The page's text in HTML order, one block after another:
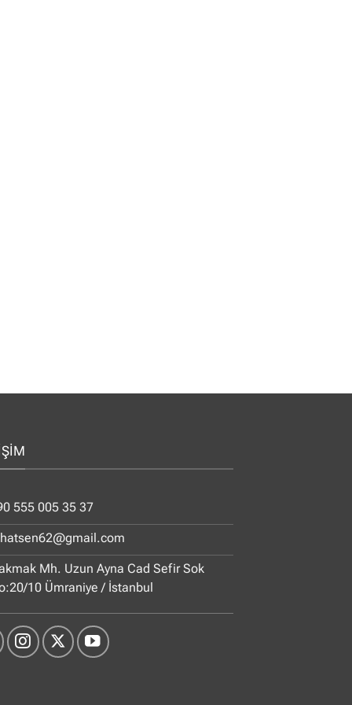
555 005 35 37
Mh. Uzun Ayna Cad Sefir Sok
10 Ümraniye / İstanbul